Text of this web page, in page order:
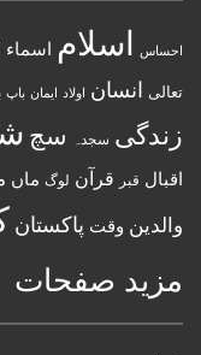
احساس اسلام
تعالی انسان اولاد ایمان باپ
زندگی سجدہ سچ
اقبال قبر قرآن لوگ ماں
والدین وقت پاکستان
مزید صفحات